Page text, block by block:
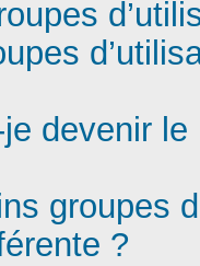
devenir le
groupes
?